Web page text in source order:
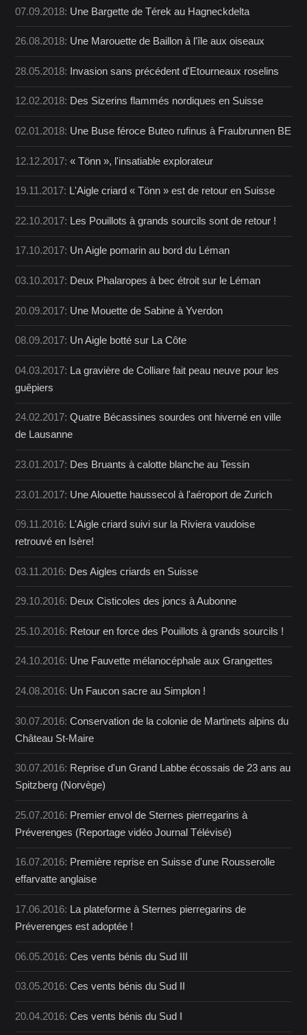
07.09.2018: Une Bargette de Térek au Hagneckdelta
26.08.2018: Une Marouette de Baillon à l'île aux oiseaux
28.05.2018: Invasion sans précédent d'Etourneaux roselins
12.02.2018: Des Sizerins flammés nordiques en Suisse
02.01.2018: Une Buse féroce Buteo rufinus à Fraubrunnen BE
12.12.2017:« Tönn », l'insatiable explorateur
19.11.2017: L'Aigle criard « Tönn » est de retour en Suisse
22.10.2017: Les Pouillots à grands sourcils sont de retour !
17.10.2017: Un Aigle pomarin au bord du Léman
03.10.2017: Deux Phalaropes à bec étroit sur le Léman
20.09.2017: Une Mouette de Sabine à Yverdon
08.09.2017: Un Aigle botté sur La Côte
04.03.2017: La gravière de Colliare fait peau neuve pour les
guêpiers
24.02.2017:Quatre Bécassines sourdes ont hiverné en ville
de Lausanne
23.01.2017: Des Bruants à calotte blanche au Tessin
23.01.2017: Une Alouette haussecol à l'aéroport de Zurich
09.11.2016: L'Aigle criard suivi sur la Riviera vaudoise
retrouvé en Isère!
03.11.2016: Des Aigles criards en Suisse
29.10.2016: Deux Cisticoles des joncs à Aubonne
25.10.2016: Retour en force des Pouillots à grands sourcils !
24.10.2016: Une Fauvette mélanocéphale aux Grangettes
24.08.2016: Un Faucon sacre au Simplon !
30.07.2016:Conservation de la colonie de Martinets alpins du
Château St-Maire
30.07.2016: Reprise d'un Grand Labbe écossais de 23 ans au
Spitzberg (Norvège)
25.07.2016: Premier envol de Sternes pierregarins à
Préverenges (Reportage vidéo Journal Télévisé)
16.07.2016: Première reprise en Suisse d'une Rousserolle
effarvatte anglaise
17.06.2016: La plateforme à Sternes pierregarins de
Préverenges est adoptée !
06.05.2016:Ces vents bénis du Sud III
03.05.2016:Ces vents bénis du Sud II
20.04.2016:Ces vents bénis du Sud I